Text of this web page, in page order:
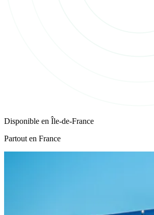
Disponible en Île-de-France
Partout en France